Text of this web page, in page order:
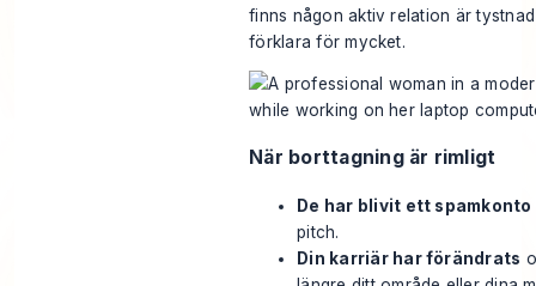
finns någon aktiv relation är
förklara för mycket.
När borttagning är rimligt
De har blivit ett spamkonto
pitch.
Din karriär har förändrats